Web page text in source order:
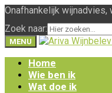
Onafhankelijk
Zoek naar:
MENU
Home
Wie ben ik
Wat doe ik